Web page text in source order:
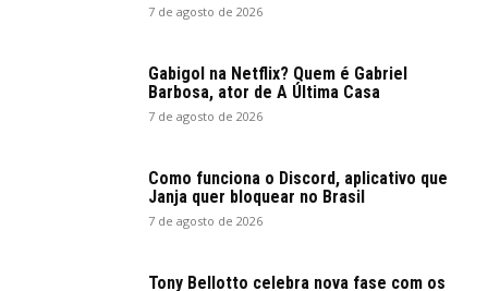
7 de agosto de 2026
Gabigol na Netflix? Quem é Gabriel
Barbosa, ator de A Última Casa
7 de agosto de 2026
Como funciona o Discord, aplicativo que
Janja quer bloquear no Brasil
7 de agosto de 2026
Tony Bellotto celebra nova fase com os